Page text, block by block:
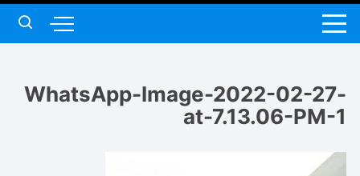
WhatsApp-Image-2022-02-27-
at-7.13.06-PM-1